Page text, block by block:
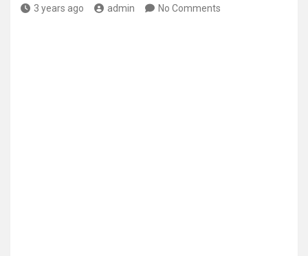
3 years ago admin No Comments